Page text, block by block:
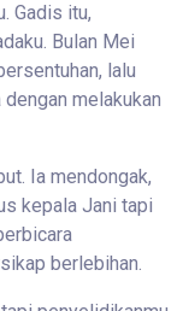
Gadis itu,
Bulan Mei
lalu
melakukan
Ia mendongak,
kepala Jani tapi
berlebihan.